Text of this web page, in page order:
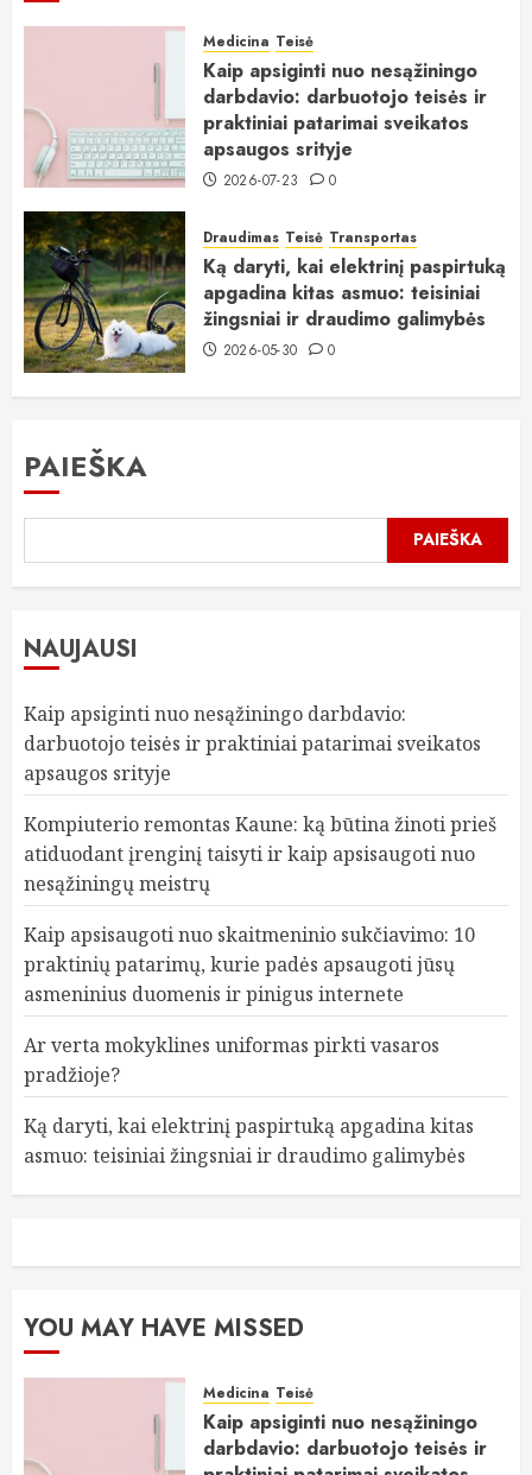
Medicina Teisė
Kaip apsiginti nuo nesąžiningo
darbdavio: darbuotojo teisės ir
praktiniai patarimai sveikatos
apsaugos srityje
2026-07-23 0
Draudimas Teisė Transportas
Ką daryti, kai elektrinį paspirtuką
apgadina kitas asmuo: teisiniai
žingsniai ir draudimo galimybės
2026-05-30 0
PAIEŠKA
PAIEŠKA
NAUJAUSI
Kaip apsiginti nuo nesąžiningo darbdavio:
darbuotojo teisės ir praktiniai patarimai sveikatos
apsaugos srityje
Kompiuterio remontas Kaune: ką būtina žinoti prieš
atiduodant įrenginį taisyti ir kaip apsisaugoti nuo
nesąžiningų meistrų
Kaip apsisaugoti nuo skaitmeninio sukčiavimo: 10
praktinių patarimų, kurie padės apsaugoti jūsų
asmeninius duomenis ir pinigus internete
Ar verta mokyklines uniformas pirkti vasaros
pradžioje?
Ką daryti, kai elektrinį paspirtuką apgadina kitas
asmuo: teisiniai žingsniai ir draudimo galimybės
YOU MAY HAVE MISSED
Medicina Teisė
Kaip apsiginti nuo nesąžiningo
darbdavio: darbuotojo teisės ir